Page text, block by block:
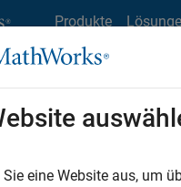
Produkte
Stellensuche
Sie eine Website aus, um